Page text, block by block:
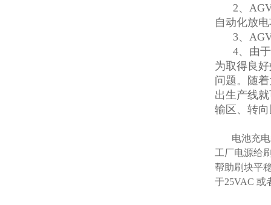
2、AGV
自动化放
3、AGV
4、由于
为取得良
问题。随
出生产线
输区、转
电池充电
工厂电源给
帮助刷块平
于25VAC 或